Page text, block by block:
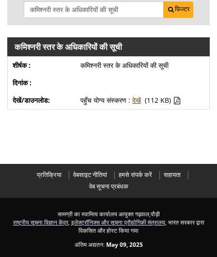
फ़िल्टर
कमिश्नरी स्तर के अधिकारियों की सूची
कमिश्नरी स्तर के अधिकारियों की सूची
पहुँच योग्य संस्करण : देखें (112 KB)
प्रतिक्रिया वेबसाइट नीतियां हमसे संपर्क करें
सहायता
वेब सूचना प्रबंधक
सामग्री का स्वामित्व कार्यालय आयुक्त गढ़वाल,पौड़ी
राष्ट्रीय सूचना विज्ञान केंद्र, इलेक्ट्रॉनिक्स और सूचना प्रौद्योगिकी मंत्रालय, भारत सरकार द्वारा
विकसित और होस्ट किया गया
अंतिम अद्यतन: May 09, 2025